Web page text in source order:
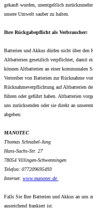
gekauft wurden, unentgeltlich
unsere Umwelt sauber zu halten.
Ihre Rückgabepflicht als Verbraucher:
Batterien und Akkus dürfen nicht über den
Altbatterien gesetzlich verpflichtet, damit
können Altbatterien an einer kommunalen
Vertreiber von Batterien zur Rücknahme
Rücknahmeverpflichtung auf Altbatterien
führen oder geführt haben. Altbatterien
uns zurücksenden oder sie direkt an
abgeben:
MANOTEC
Thomas Schnabel-Jung
Hans-Sachs-Str. 27
78054 Villingen-Schwenningen
Telefon: 077209695493
Internet: www.manotec.de
Falls Sie Ihre Batterien und Akkus an uns
ausreichend frankiert ist.